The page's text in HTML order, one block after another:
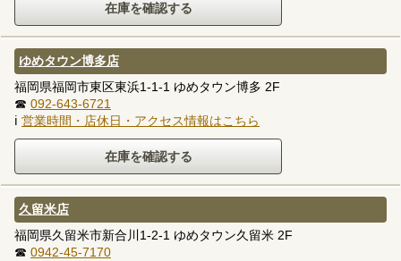
ゆめタウン博多店
福岡県福岡市東区東浜1-1-1 ゆめタウン博多 2F
☎ 092-643-6721
ℹ 営業時間・店休日・アクセス情報はこちら
久留米店
福岡県久留米市新合川1-2-1 ゆめタウン久留米 2F
☎ 0942-45-7170